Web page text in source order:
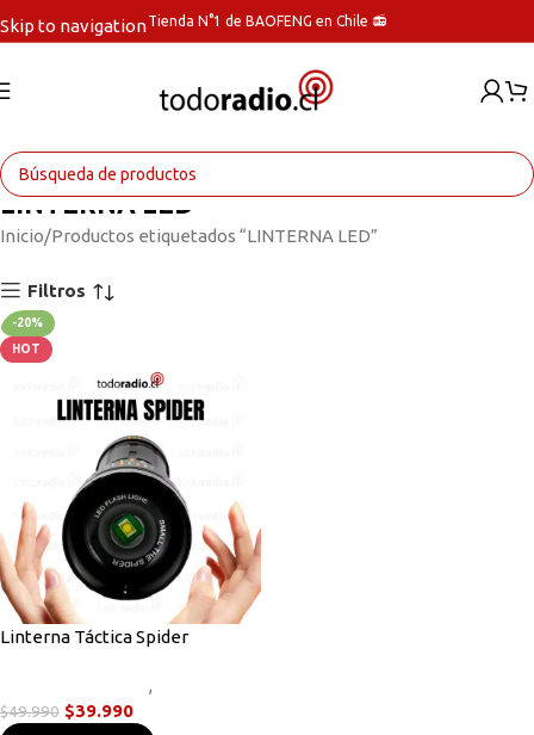
Skip to navigationTienda N°1 de BAOFENG en Chile 📻
LINTERNA LED
Inicio Productos etiquetados “LINTERNA LED”
Filtros
-20%
HOT
Linterna Táctica Spider
,
$49.990 $39.990